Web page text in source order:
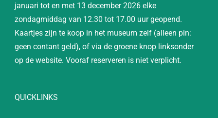
januari tot en met 13 december 2026 elke
zondagmiddag van 12.30 tot 17.00 uur geopend.
Kaartjes zijn te koop in het museum zelf (alleen pin:
geen contant geld), of via de groene knop linksonder
op de website. Vooraf reserveren is niet verplicht.
QUICKLINKS